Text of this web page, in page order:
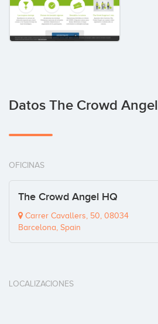
Datos The Crowd Angel
OFICINAS
The Crowd Angel HQ
Carrer Cavallers, 50, 08034
Barcelona, Spain
LOCALIZACIONES